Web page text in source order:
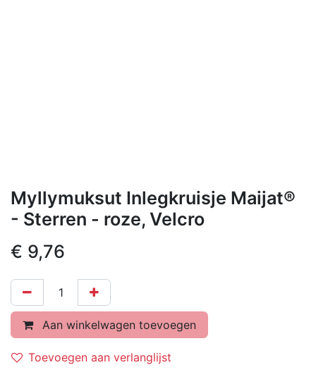
Myllymuksut Inlegkruisje Maijat®
- Sterren - roze, Velcro
€ 9,76
Aan winkelwagen toevoegen
Toevoegen aan verlanglijst